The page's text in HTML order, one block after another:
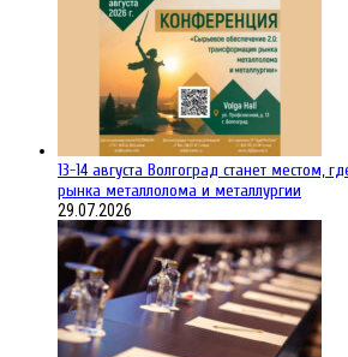
13-14 августа Волгоград станет местом,
рынка металлолома и металлургии
29.07.2026